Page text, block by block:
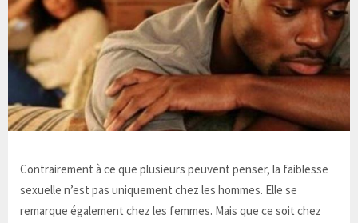
Contrairement à ce que plusieurs peuvent penser, la faiblesse
sexuelle n’est pas uniquement chez les hommes. Elle se
remarque également chez les femmes. Mais que ce soit chez